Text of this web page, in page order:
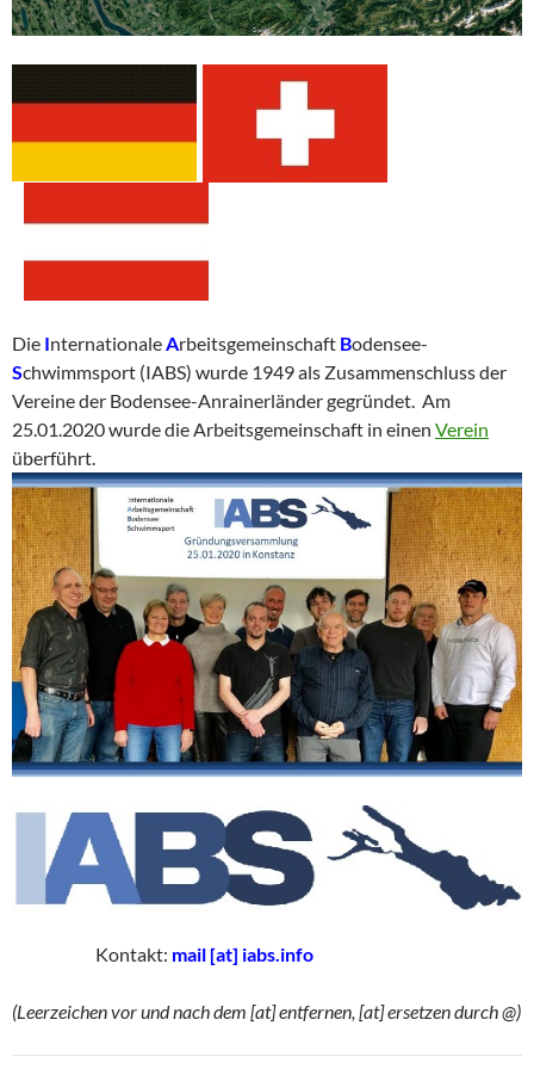
Die Internationale Arbeitsgemeinschaft Bodensee-
Schwimmsport (IABS) wurde 1949 als Zusammenschluss der
Vereine der Bodensee-Anrainerländer gegründet. Am
25.01.2020 wurde die Arbeitsgemeinschaft in einen Verein
überführt.
Kontakt: mail [at] iabs.info
(Leerzeichen vor und nach dem [at] entfernen, [at] ersetzen durch @)